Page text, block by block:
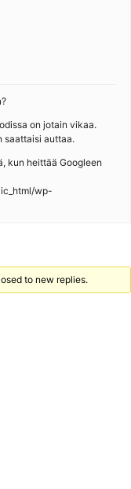
on jotain vikaa.
saattaisi auttaa.
kun heittää Googleen
wp-
to new replies.